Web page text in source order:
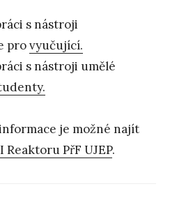
s nástroji
provyučující.
s nástroji umělé
je možné najít
Reaktoru PřF UJEP.